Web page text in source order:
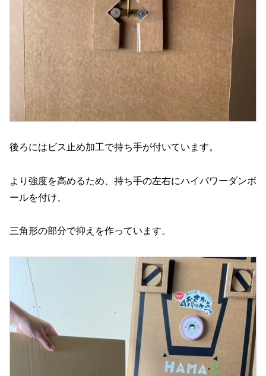
後ろにはビス止め加工で持ち手が付いています。
より強度を高めるため、持ち手の左右にハイパワーダンボ
ールを付け、
三角形の部分で抑えを作っています。